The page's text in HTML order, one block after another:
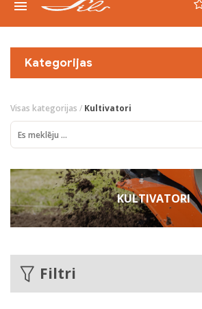
Kategorijas
Visas kategorijas / Kultivatori
KULTIVATORI
Filtri